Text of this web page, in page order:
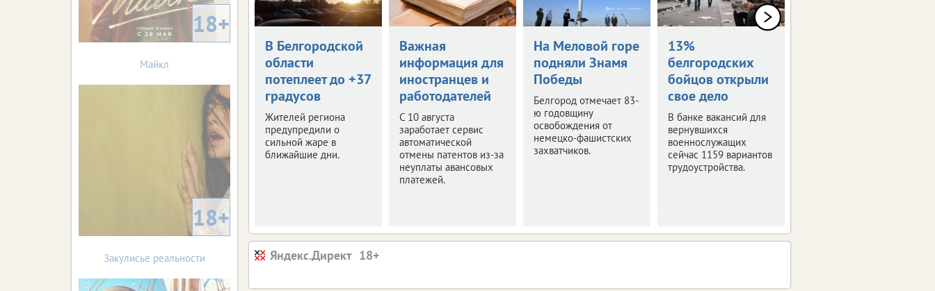
В Белгородской
области
потеплеет до +37
градусов
Жителей региона
предупредили о
сильной жаре в
ближайшие дни.
Важная
информация для
иностранцев и
работодателей
С 10 августа
заработает сервис
автоматической
отмены патентов из-за
неуплаты авансовых
платежей.
На Меловой горе
подняли Знамя
Победы
Белгород отмечает 83-
ю годовщину
освобождения от
немецко-фашистских
захватчиков.
13%
белгородских
бойцов открыли
свое дело
В банке вакансий для
вернувшихся
военнослужащих
сейчас 1159 вариантов
трудоустройства.
Яндекс.Директ
18+
Майкл
18+
Закулисье реальности